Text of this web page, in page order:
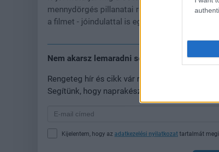
mennydörgés pillanatai rendre
a filmet - jóindulattal is egy középszerű
Nem akarsz lemaradni semmiről?
Rengeteg hír és cikk vár rád, lehet, hogy
Segítünk, hogy naprakész maradj, kiválogatjuk
Kijelentem, hogy az adatkezelési nyilatkozat tartalmát